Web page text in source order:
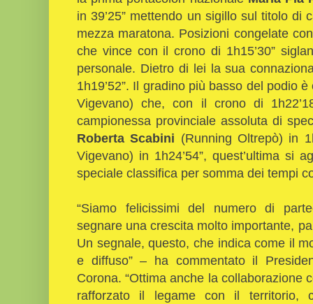
in 39’25” mettendo un sigillo sul titolo di
mezza maratona. Posizioni congelate
che vince con il crono di 1h15’30”
personale. Dietro di lei la sua
1h19’52”. Il gradino più basso del podio
Vigevano) che, con il crono di
campionessa provinciale assoluta di
Roberta Scabini (Running Oltrepò) in
Vigevano) in 1h24’54”, quest’ultima si
speciale classifica per somma dei tempi
“Siamo felicissimi del numero di
segnare una crescita molto importante,
Un segnale, questo, che indica come il
e diffuso” – ha commentato il
Corona. “Ottima anche la collaborazione
rafforzato il legame con il territorio,